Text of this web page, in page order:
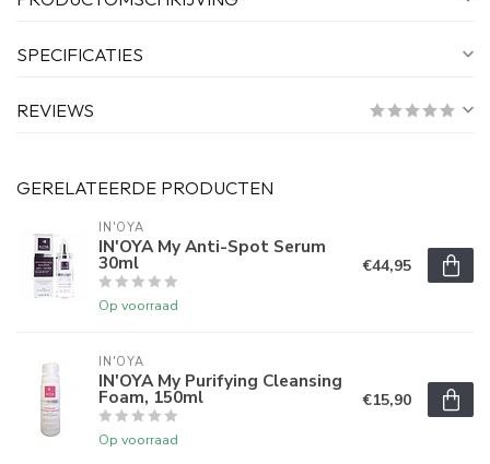
SPECIFICATIES
REVIEWS
GERELATEERDE PRODUCTEN
IN'OYA
IN'OYA My Anti-Spot Serum
30ml
Op voorraad
€44,95
IN'OYA
IN'OYA My Purifying Cleansing
Foam, 150ml
Op voorraad
€15,90